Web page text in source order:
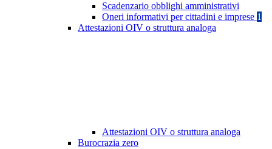
Scadenzario obblighi amministrativi
Oneri informativi per cittadini e imprese 1
Attestazioni OIV o struttura analoga
Attestazioni OIV o struttura analoga
Burocrazia zero